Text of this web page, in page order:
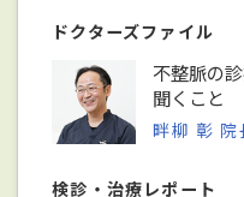
ドクターズファイル
不整脈の
聞くこと
畔柳 彰 院
検診・治療レポート